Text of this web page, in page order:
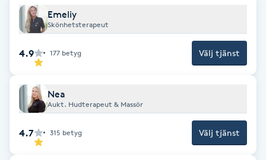
Kroppspeeling
Kärlbehandling
Lashlift Keratin
Emeliy
Skönhetsterapeut
4.9 177 betyg Välj tjänst
Nea
Aukt. Hudterapeut & Massör
4.7 315 betyg Välj tjänst